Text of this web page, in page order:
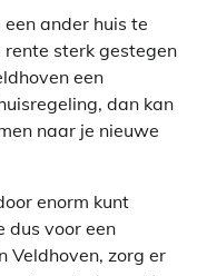
ander huis te
sterk gestegen
een
dan kan
naar je nieuwe
enorm kunt
dus voor een
Veldhoven, zorg er